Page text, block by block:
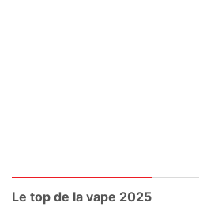
Le top de la vape 2025